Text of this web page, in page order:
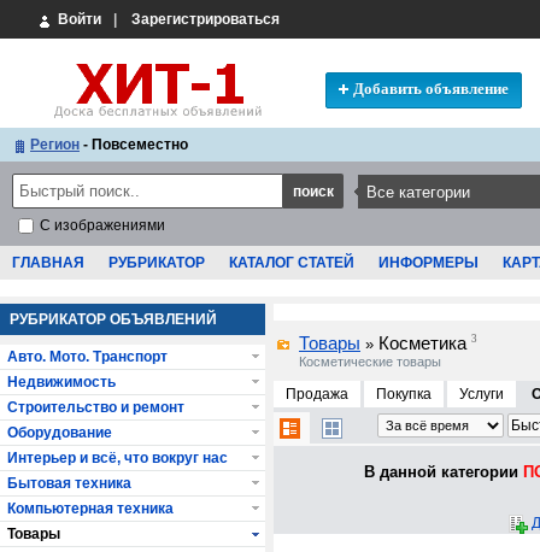
Войти Зарегистрироваться
Добавить объявление
Регион - Повсеместно
С изображениями
ГЛАВНАЯ РУБРИКАТОР КАТАЛОГ СТАТЕЙ ИНФОРМЕРЫ
Товары » Косметика 3
Косметические товары
Продажа Покупка Услуги
В данной категории
РУБРИКАТОР ОБЪЯВЛЕНИЙ
Авто. Мото. Транспорт
Недвижимость
Строительство и ремонт
Оборудование
Интерьер и всё, что вокруг нас
Бытовая техника
Компьютерная техника
Товары